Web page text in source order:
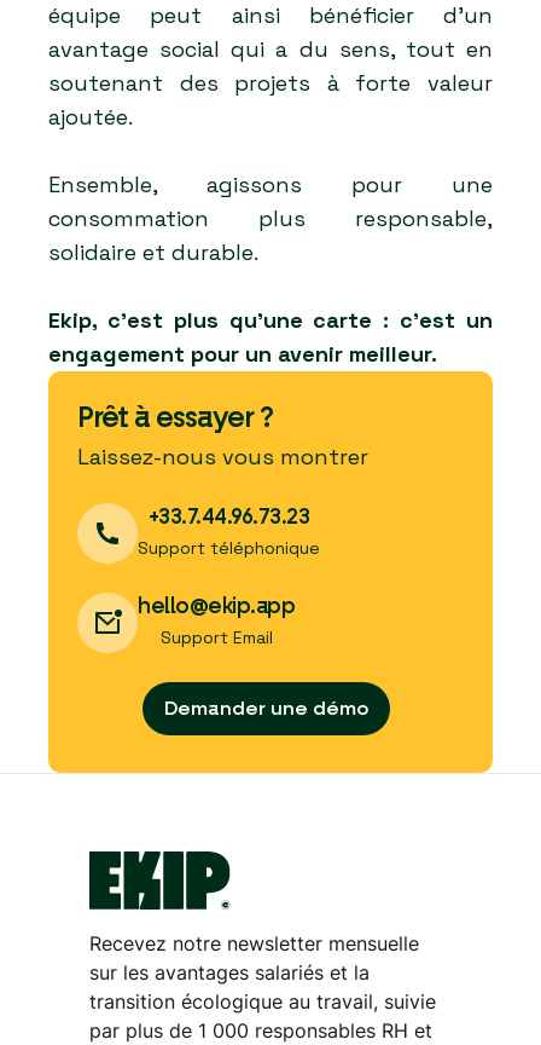
équipe peut ainsi bénéficier d’un
avantage social qui a du sens, tout en
soutenant des projets à forte valeur
ajoutée.
Ensemble, agissons pour une
consommation plus responsable,
solidaire et durable.
Ekip, c’est plus qu’une carte : c’est un
engagement pour un avenir meilleur.
Prêt à essayer ?
Laissez-nous vous montrer
+33.7.44.96.73.23
Support téléphonique
hello@ekip.app
Support Email
Demander une démo
Demander une démo
Recevez notre newsletter mensuelle
sur les avantages salariés et la
transition écologique au travail, suivie
par plus de 1 000 responsables RH et